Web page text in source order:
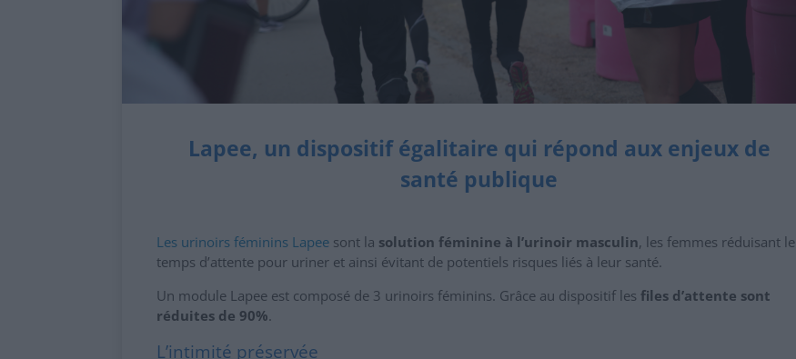
Lapee, un dispositif égalitaire qui répond aux enjeux de
santé publique
Les urinoirs féminins Lapee sont la solution féminine à l’urinoir masculin, les femmes réduisant le
temps d’attente pour uriner et ainsi évitant de potentiels risques liés à leur santé.
Un module Lapee est composé de 3 urinoirs féminins. Grâce au dispositif les files d’attente sont
réduites de 90%.
L’intimité préservée